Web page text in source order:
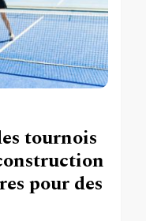
tournois
pour des